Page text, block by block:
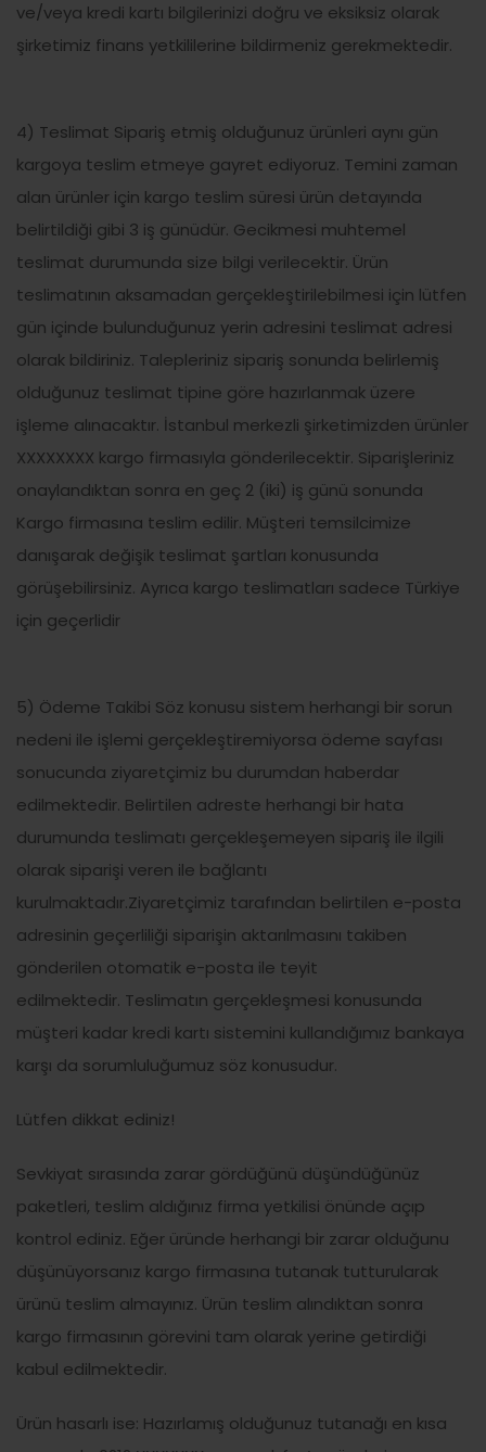
ve/veya kredi kartı bilgilerinizi doğru ve eksiksiz olarak
şirketimiz finans yetkililerine bildirmeniz gerekmektedir.
4) Teslimat Sipariş etmiş olduğunuz ürünleri aynı gün
kargoya teslim etmeye gayret ediyoruz. Temini zaman
alan ürünler için kargo teslim süresi ürün detayında
belirtildiği gibi 3 iş günüdür. Gecikmesi muhtemel
teslimat durumunda size bilgi verilecektir. Ürün
teslimatının aksamadan gerçekleştirilebilmesi için lütfen
gün içinde bulunduğunuz yerin adresini teslimat adresi
olarak bildiriniz. Talepleriniz sipariş sonunda belirlemiş
olduğunuz teslimat tipine göre hazırlanmak üzere
işleme alınacaktır. İstanbul merkezli şirketimizden ürünler
XXXXXXXX kargo firmasıyla gönderilecektir. Siparişleriniz
onaylandıktan sonra en geç 2 (iki) iş günü sonunda
Kargo firmasına teslim edilir. Müşteri temsilcimize
danışarak değişik teslimat şartları konusunda
görüşebilirsiniz. Ayrıca kargo teslimatları sadece Türkiye
için geçerlidir
5) Ödeme Takibi Söz konusu sistem herhangi bir sorun
nedeni ile işlemi gerçekleştiremiyorsa ödeme sayfası
sonucunda ziyaretçimiz bu durumdan haberdar
edilmektedir. Belirtilen adreste herhangi bir hata
durumunda teslimatı gerçekleşemeyen sipariş ile ilgili
olarak siparişi veren ile bağlantı
kurulmaktadır.Ziyaretçimiz tarafından belirtilen e-posta
adresinin geçerliliği siparişin aktarılmasını takiben
gönderilen otomatik e-posta ile teyit
edilmektedir. Teslimatın gerçekleşmesi konusunda
müşteri kadar kredi kartı sistemini kullandığımız bankaya
karşı da sorumluluğumuz söz konusudur.
Lütfen dikkat ediniz!
Sevkiyat sırasında zarar gördüğünü düşündüğünüz
paketleri, teslim aldığınız firma yetkilisi önünde açıp
kontrol ediniz. Eğer üründe herhangi bir zarar olduğunu
düşünüyorsanız kargo firmasına tutanak tutturularak
ürünü teslim almayınız. Ürün teslim alındıktan sonra
kargo firmasının görevini tam olarak yerine getirdiği
kabul edilmektedir.
Ürün hasarlı ise: Hazırlamış olduğunuz tutanağı en kısa